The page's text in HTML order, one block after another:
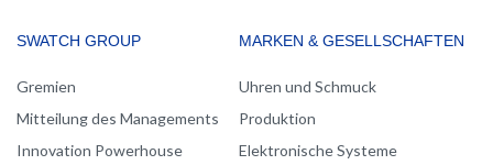
MAIN
NAVIGATION
SWATCH GROUP
Gremien
Mitteilung des Managements
Innovation Powerhouse
MARKEN & GESELLSCHAFTEN
Uhren und Schmuck
Produktion
Elektronische Systeme